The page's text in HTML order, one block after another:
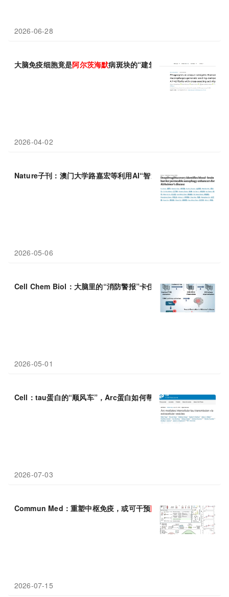
2026-06-28
大脑免疫细胞竟是阿尔茨海默病斑块的“建筑师”
2026-04-02
Nature子刊：澳门大学路嘉宏等利用AI“智造”阿尔茨海默病新药
2026-05-06
Cell Chem Biol：大脑里的“消防警报”卡住了，阿尔茨海默病炎症
2026-05-01
Cell：tau蛋白的“顺风车”，Arc蛋白如何帮助阿尔茨海默病病理在
2026-07-03
Commun Med：重塑中枢免疫，或可干预阿 尔茨海默早期病理
2026-07-15